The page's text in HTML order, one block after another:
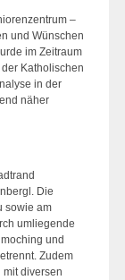
–
und Wünschen
im Zeitraum
Katholischen
in der
näher
Die
sowie am
umliegende
und
Zudem
diversen